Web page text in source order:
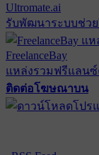
Ultromate.ai
รับพัฒนาระบบช่ว
FreelanceBay
แหล่งรวมฟรีแลน
ติดต่อโฆษณาบน